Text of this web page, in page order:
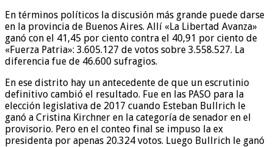
En términos políticos la discusión más grande puede darse
en la provincia de Buenos Aires. Allí «La Libertad Avanza»
ganó con el 41,45 por ciento contra el 40,91 por ciento de
«Fuerza Patria»: 3.605.127 de votos sobre 3.558.527. La
diferencia fue de 46.600 sufragios.
En ese distrito hay un antecedente de que un escrutinio
definitivo cambió el resultado. Fue en las PASO para la
elección legislativa de 2017 cuando Esteban Bullrich le
ganó a Cristina Kirchner en la categoría de senador en el
provisorio. Pero en el conteo final se impuso la ex
presidenta por apenas 20.324 votos. Luego Bullrich le ganó